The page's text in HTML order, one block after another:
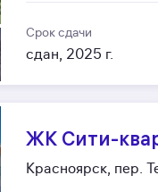
Срок сдачи
сдан, 2025 г.
ЖК Сити-
Красноярск, пер.